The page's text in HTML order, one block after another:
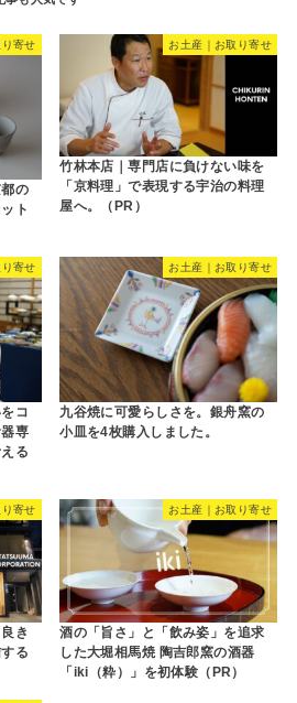
寄せ
の
ト
お土産｜お取り寄せ
竹林本店｜専門店に負けない味を
「京料理」で表現する宇治の料理
屋へ。（PR）
寄せ
コ
専
る
お土産｜お取り寄せ
九谷焼に可愛らしさを。銀舟窯の
小皿を4枚購入しました。
寄せ
き
る
お土産｜お取り寄せ
酒の「旨さ」と「飲み姿」を追求
した大堀相馬焼 陶吉郎窯の酒器
「iki（粋）」を初体験（PR）